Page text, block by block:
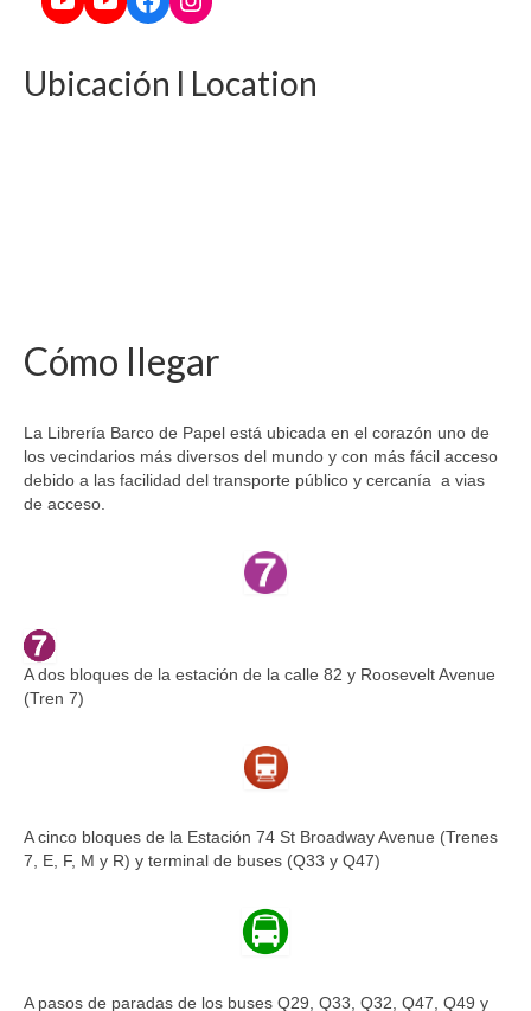
Ubicación l Location
Cómo llegar
La Librería Barco de Papel está ubicada en el corazón uno de
los vecindarios más diversos del mundo y con más fácil acceso
debido a las facilidad del transporte público y cercanía a vias
de acceso.
A dos bloques de la estación de la calle 82 y Roosevelt Avenue
(Tren 7)
A cinco bloques de la Estación 74 St Broadway Avenue (Trenes
7, E, F, M y R) y terminal de buses (Q33 y Q47)
A pasos de paradas de los buses Q29, Q33, Q32, Q47, Q49 y